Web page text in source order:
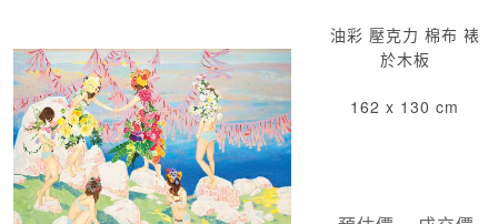
油彩 壓克力 棉布 裱
於木板
162 x 130 cm